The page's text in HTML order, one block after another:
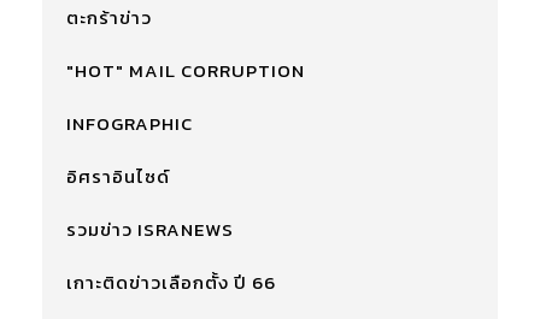
ตะกร้าข่าว
"HOT" MAIL CORRUPTION
INFOGRAPHIC
อิศราอินไซด์
รวมข่าว ISRANEWS
เกาะติดข่าวเลือกตั้ง ปี 66